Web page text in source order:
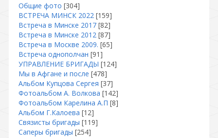
Общие фото [304]
ВСТРЕЧА МИНСК 2022 [159]
Встреча в Минске 2017 [82]
Встреча в Минске 2012 [87]
Встреча в Москве 2009. [65]
Встреча однополчан [91]
УПРАВЛЕНИЕ БРИГАДЫ [124]
Мы в Афгане и после [478]
Альбом Купцова Сергея [37]
Фотоальбом А. Волкова [142]
Фотоальбом Карелина А.П [8]
Альбом Г.Калоева [12]
Связисты бригады [119]
Саперы бригады [254]